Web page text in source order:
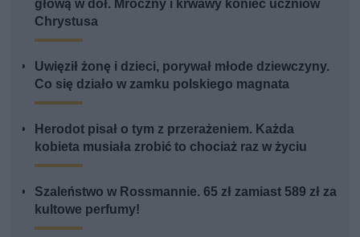
głową w dół. Mroczny i krwawy koniec uczniów
Chrystusa
Uwięził żonę i dzieci, porywał młode dziewczyny.
Co się działo w zamku polskiego magnata
Herodot pisał o tym z przerażeniem. Każda
kobieta musiała zrobić to chociaż raz w życiu
Szaleństwo w Rossmannie. 65 zł zamiast 589 zł za
kultowe perfumy!